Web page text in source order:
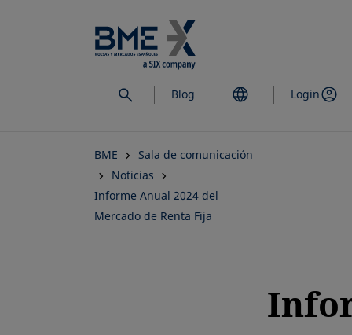
al
contenido
principal
Blog Login
BME
Sala de comunicación
Noticias
Informe Anual 2024 del
Mercado de Renta Fija